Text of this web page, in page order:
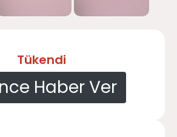
Tükendi
Haber Ver